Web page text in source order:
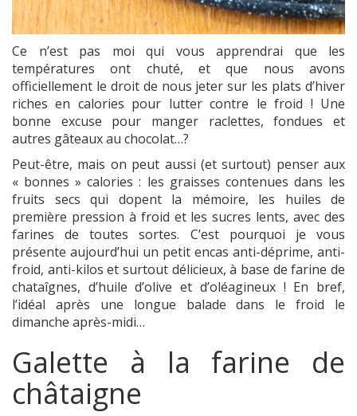
Ce n’est pas moi qui vous apprendrai que les
températures ont chuté, et que nous avons
officiellement le droit de nous jeter sur les plats d’hiver
riches en calories pour lutter contre le froid ! Une
bonne excuse pour manger raclettes, fondues et
autres gâteaux au chocolat…?
Peut-être, mais on peut aussi (et surtout) penser aux
« bonnes » calories : les graisses contenues dans les
fruits secs qui dopent la mémoire, les huiles de
première pression à froid et les sucres lents, avec des
farines de toutes sortes. C’est pourquoi je vous
présente aujourd’hui un petit encas anti-déprime, anti-
froid, anti-kilos et surtout délicieux, à base de farine de
chataîgnes, d’huile d’olive et d’oléagineux ! En bref,
l’idéal après une longue balade dans le froid le
dimanche après-midi…
Galette à la farine de
châtaigne